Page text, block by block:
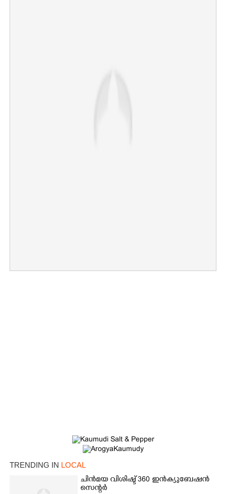
TRENDING IN LOCAL
ചിൻമയ വിശിഷ്ട് 360 ഇൻക്യുബേഷൻ
സെന്റർ